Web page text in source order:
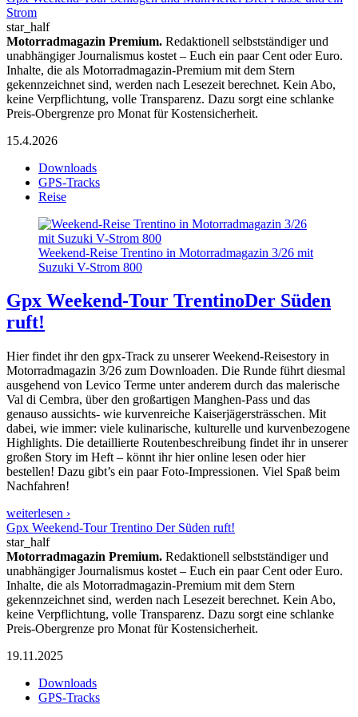
Strom
star_half
Motorradmagazin Premium. Redaktionell selbstständiger und
unabhängiger Journalismus kostet – Euch ein paar Cent oder Euro.
Inhalte, die als Motorradmagazin-Premium mit dem Stern
gekennzeichnet sind, werden nach Lesezeit berechnet. Kein Abo,
keine Verpflichtung, volle Transparenz. Dazu sorgt eine schlanke
Preis-Obergrenze pro Monat für Kostensicherheit.
15.4.2026
Downloads
GPS-Tracks
Reise
Weekend-Reise Trentino in Motorradmagazin 3/26 mit
Suzuki V-Strom 800
Gpx Weekend-Tour TrentinoDer Süden
ruft!
Hier findet ihr den gpx-Track zu unserer Weekend-Reisestory in
Motorradmagazin 3/26 zum Downloaden. Die Runde führt diesmal
ausgehend von Levico Terme unter anderem durch das malerische
Val di Cembra, über den großartigen Manghen-Pass und das
genauso aussichts- wie kurvenreiche Kaiserjägersträsschen. Mit
dabei, wie immer: viele kulinarische, kulturelle und kurvenbezogene
Highlights. Die detaillierte Routenbeschreibung findet ihr in unserer
großen Story im Heft – könnt ihr hier online lesen oder hier
bestellen! Dazu gibt’s ein paar Foto-Impressionen. Viel Spaß beim
Nachfahren!
weiterlesen ›
Gpx Weekend-Tour Trentino Der Süden ruft!
star_half
Motorradmagazin Premium. Redaktionell selbstständiger und
unabhängiger Journalismus kostet – Euch ein paar Cent oder Euro.
Inhalte, die als Motorradmagazin-Premium mit dem Stern
gekennzeichnet sind, werden nach Lesezeit berechnet. Kein Abo,
keine Verpflichtung, volle Transparenz. Dazu sorgt eine schlanke
Preis-Obergrenze pro Monat für Kostensicherheit.
19.11.2025
Downloads
GPS-Tracks